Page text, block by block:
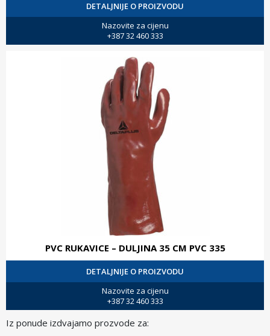
DETALJNIJE O PROIZVODU
Nazovite za cijenu
+387 32 460 333
PVC RUKAVICE – DULJINA 35 CM PVC 335
DETALJNIJE O PROIZVODU
Nazovite za cijenu
+387 32 460 333
Iz ponude izdvajamo prozvode za: